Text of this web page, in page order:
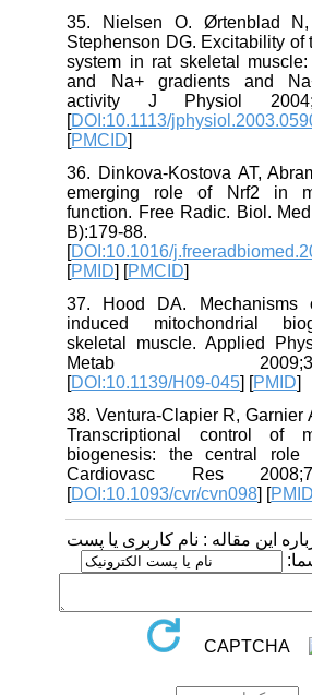
35. Nielsen O. Ørtenblad
Stephenson DG. Excitability
system in rat skeletal
and Na+ gradients and
activity J Physiol
[DOI:10.1113/
[PMCID
36. Dinkova-Kostova AT,
emerging role of Nrf2 in
function. Free Radic. Biol.
B):179-88.
[DOI:10.1016/
[PMID] [PMCID
37. Hood DA. Mechanisms
induced mitochondrial
skeletal muscle. Applied
Metab
[DOI:10.1139/H09-045] [PMID
38. Ventura-Clapier R,
Transcriptional control of
biogenesis: the central
Cardiovasc Res
[DOI:10.1093/cvr/cvn098] [
این مقاله : نام کاربری یا پست